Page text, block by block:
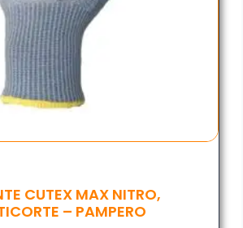
CUTEX MAX NITRO,
– PAMPERO